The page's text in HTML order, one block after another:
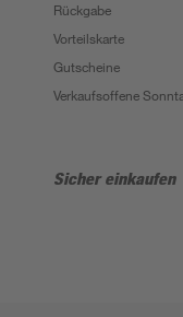
Rückgabe
Vorteilskarte
Gutscheine
Verkaufsoffene
Sicher einkaufen